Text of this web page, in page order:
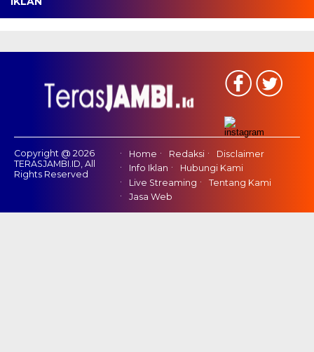
Copyright @ 2026
TERASJAMBI.ID, All
Rights Reserved
Home Redaksi
Disclaimer
Info Iklan
Hubungi Kami
Live Streaming
Tentang Kami
Jasa Web